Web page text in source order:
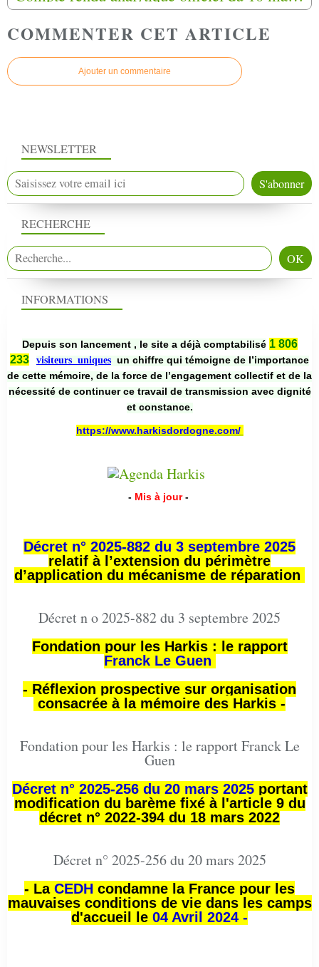
COMMENTER CET ARTICLE
Ajouter un commentaire
NEWSLETTER
RECHERCHE
INFORMATIONS
Depuis son lancement , le site a déjà comptabilisé 1 806
233
visiteurs uniques un chiffre qui témoigne de l’importance
de cette mémoire, de la force de l’engagement collectif et de la
nécessité de continuer ce travail de transmission avec dignité
et constance.
https://www.harkisdordogne.com/
- Mis à jour -
Décret n° 2025-882 du 3 septembre 2025
relatif à l’extension du périmètre
d’application du mécanisme de réparation
Décret n o 2025-882 du 3 septembre 2025
Fondation pour les Harkis : le rapport
Franck Le Guen
- Réflexion prospective sur organisation
consacrée à la mémoire des Harkis -
Fondation pour les Harkis : le rapport Franck Le
Guen
Décret n° 2025-256 du 20 mars 2025portant
modification du barème fixé à l'article 9 du
décret n° 2022-394 du 18 mars 2022
Décret n° 2025-256 du 20 mars 2025
- La CEDH condamne la France pour les
mauvaises conditions de vie dans les camps
d'accueil le 04 Avril 2024 -